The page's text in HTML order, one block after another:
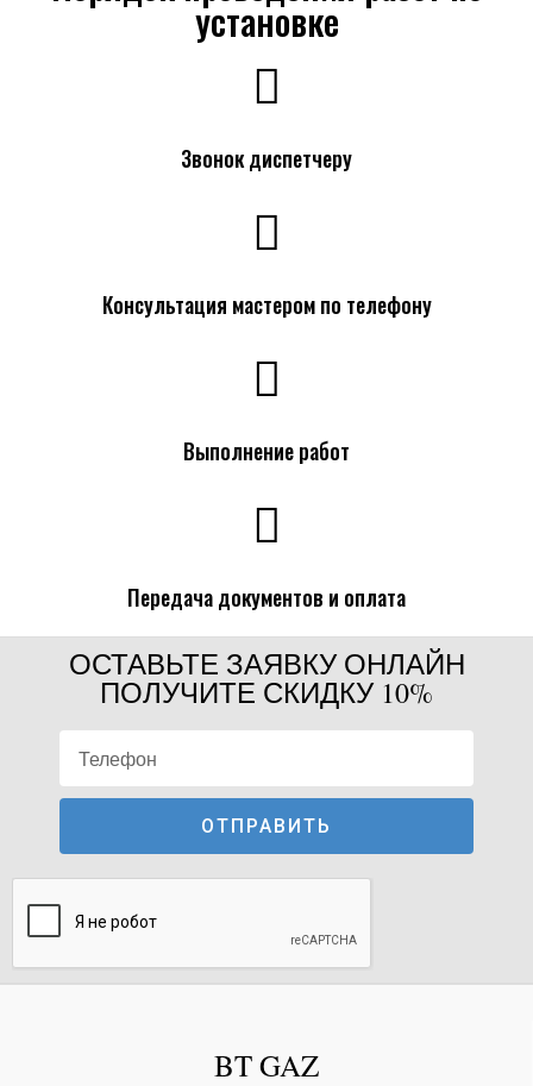
установке
Звонок диспетчеру
Консультация мастером по телефону
Выполнение работ
Передача документов и оплата
ОСТАВЬТЕ ЗАЯВКУ ОНЛАЙН
ПОЛУЧИТЕ СКИДКУ 10%
ОТПРАВИТЬ
BT GAZ